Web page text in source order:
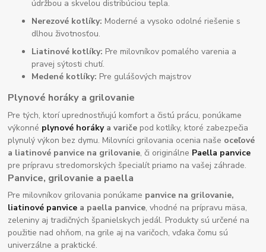
údržbou a skvelou distribúciou tepla.
Nerezové kotlíky: Moderné a vysoko odolné riešenie s
dlhou životnosťou.
Liatinové kotlíky: Pre milovníkov pomalého varenia a
pravej sýtosti chutí.
Medené kotlíky: Pre gulášových majstrov
Plynové horáky a grilovanie
Pre tých, ktorí uprednostňujú komfort a čistú prácu, ponúkame
výkonné plynové horákya variče pod kotlíky, ktoré zabezpečia
plynulý výkon bez dymu. Milovníci grilovania ocenia naše oceľové
a liatinové panvice na grilovanie, či originálne Paella panvice
pre prípravu stredomorských špecialít priamo na vašej záhrade.
Panvice, grilovanie a paella
Pre milovníkov grilovania ponúkame panvice na grilovanie,
liatinové panvice a paella panvice, vhodné na prípravu mäsa,
zeleniny aj tradičných španielskych jedál. Produkty sú určené na
použitie nad ohňom, na grile aj na varičoch, vďaka čomu sú
univerzálne a praktické.